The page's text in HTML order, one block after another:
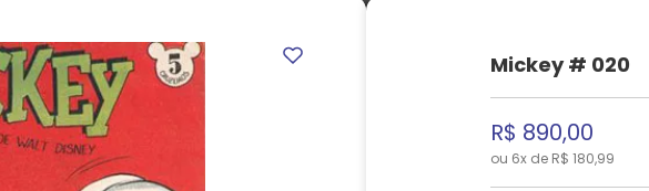
Mickey # 020
R$ 890,00
ou 6x de R$ 180,99